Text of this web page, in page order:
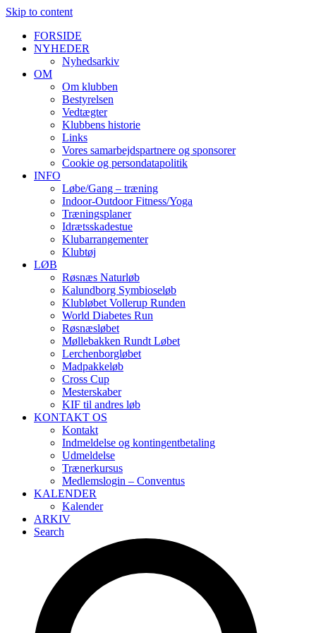
Skip to content
FORSIDE
NYHEDER
Nyhedsarkiv
OM
Om klubben
Bestyrelsen
Vedtægter
Klubbens historie
Links
Vores samarbejdspartnere og sponsorer
Cookie og persondatapolitik
INFO
Løbe/Gang – træning
Indoor-Outdoor Fitness/Yoga
Træningsplaner
Idrætsskadestue
Klubarrangementer
Klubtøj
LØB
Røsnæs Naturløb
Kalundborg Symbioseløb
Klubløbet Vollerup Runden
World Diabetes Run
Røsnæsløbet
Møllebakken Rundt Løbet
Lerchenborgløbet
Madpakkeløb
Cross Cup
Mesterskaber
KIF til andres løb
KONTAKT OS
Kontakt
Indmeldelse og kontingentbetaling
Udmeldelse
Trænerkursus
Medlemslogin – Conventus
KALENDER
Kalender
ARKIV
Search